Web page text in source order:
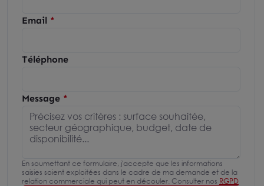
Email
Téléphone
Message
En soumettant ce formulaire, j'accepte que les informations
saisies soient exploitées dans le cadre de ma demande et de la
relation commerciale qui peut en découler. Consulter nos RGPD